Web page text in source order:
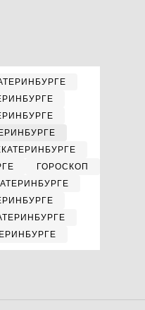
ГОРОСКОП